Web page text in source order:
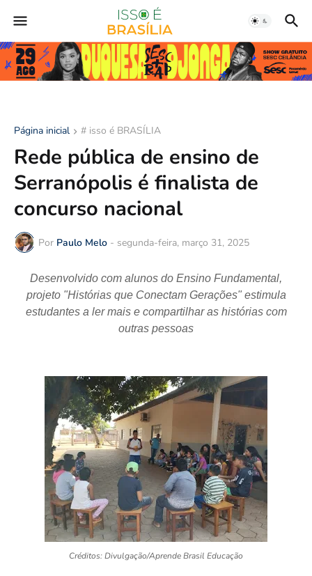
Página inicial # isso é BRASÍLIA
Rede pública de ensino de
Serranópolis é finalista de
concurso nacional
Por Paulo Melo - segunda-feira, março 31, 2025
Desenvolvido com alunos do Ensino Fundamental,
projeto "Histórias que Conectam Gerações" estimula
estudantes a ler mais e compartilhar as histórias com
outras pessoas
Créditos: Divulgação/Aprende Brasil Educação